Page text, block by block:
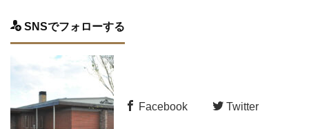
SNSでフォローする
Facebook Twitter